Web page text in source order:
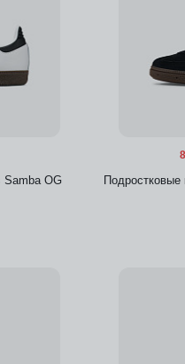
Samba OG Подростковые